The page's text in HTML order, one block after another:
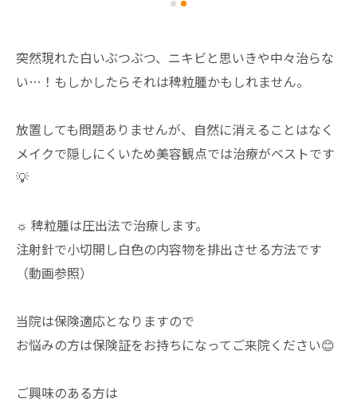
突然現れた白いぶつぶつ、ニキビと思いきや中々治らな
い…！もしかしたらそれは稗粒腫かもしれません。
放置しても問題ありませんが、自然に消えることはなく
メイクで隠しにくいため美容観点では治療がベストです
💡
☼ 稗粒腫は圧出法で治療します。
注射針で小切開し白色の内容物を排出させる方法です
（動画参照）
当院は保険適応となりますので
お悩みの方は保険証をお持ちになってご来院ください😊
ご興味のある方は